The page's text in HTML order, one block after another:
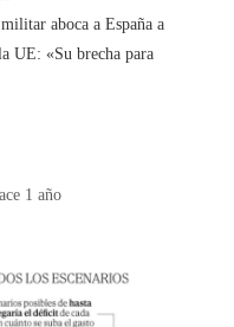
aboca a España a
UE: «Su brecha para
1 año